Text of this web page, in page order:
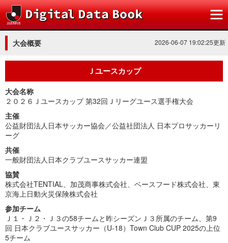
大会概要 2026-06-07 19:02:25更新
Ｊユースカップ
大会名称
２０２６Ｊユースカップ 第32回Ｊリーグユース選手権大会
主催
公益財団法人日本サッカー協会／公益社団法人 日本プロサッカーリ
ーグ
共催
一般財団法人日本クラブユースサッカー連盟
協賛
株式会社TENTIAL、加茂商事株式会社、ベースフード株式会社、東
京海上日動火災保険株式会社
参加チーム
Ｊ１・Ｊ２・Ｊ３の58チームと昨シーズンＪ３所属のチーム、第9
回 日本クラブユースサッカー（U-18）Town Club CUP 2025の上位
5チーム